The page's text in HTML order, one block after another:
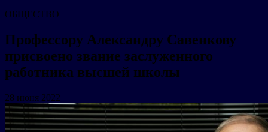
ОБЩЕСТВО
Профессору Александру Савенкову
присвоено звание заслуженного
работника высшей школы
28 июня 2022